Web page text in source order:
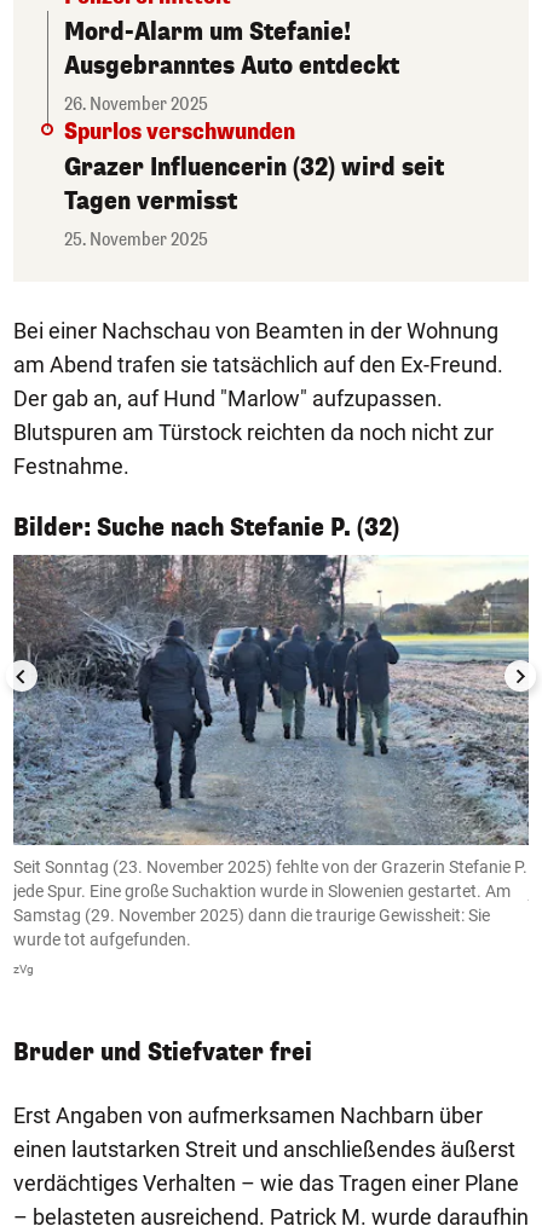
Mord-Alarm um Stefanie!
Ausgebranntes Auto entdeckt
26. November 2025
Spurlos verschwunden
Grazer Influencerin (32) wird seit
Tagen vermisst
25. November 2025
Bei einer Nachschau von Beamten in der Wohnung
am Abend trafen sie tatsächlich auf den Ex-Freund.
Der gab an, auf Hund "Marlow" aufzupassen.
Blutspuren am Türstock reichten da noch nicht zur
Festnahme.
Bilder: Suche nach Stefanie P. (32)
1/5
Seit Sonntag (23. November 2025) fehlte von der Grazerin Stefanie P.
jede Spur. Eine große Suchaktion wurde in Slowenien gestartet. Am
Samstag (29. November 2025) dann die traurige Gewissheit: Sie
wurde tot aufgefunden.
zVg
Bruder und Stiefvater frei
Erst Angaben von aufmerksamen Nachbarn über
einen lautstarken Streit und anschließendes äußerst
verdächtiges Verhalten – wie das Tragen einer Plane
– belasteten ausreichend. Patrick M. wurde daraufhin